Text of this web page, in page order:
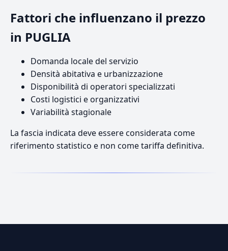
Fattori che influenzano il prezzo
in PUGLIA
Domanda locale del servizio
Densità abitativa e urbanizzazione
Disponibilità di operatori specializzati
Costi logistici e organizzativi
Variabilità stagionale
La fascia indicata deve essere considerata come
riferimento statistico e non come tariffa definitiva.